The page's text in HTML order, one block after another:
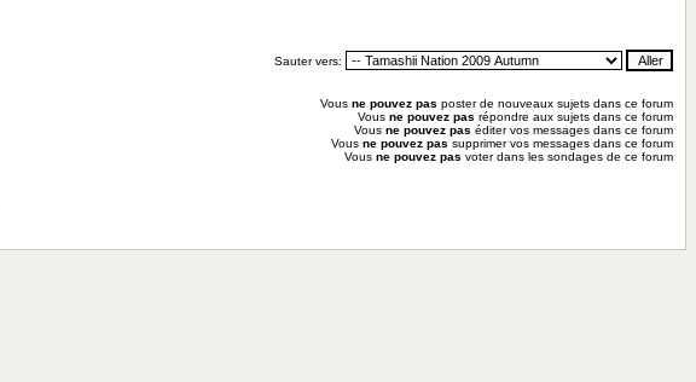
Sauter vers:
Vous ne pouvez pas poster de nouveaux sujets dans ce forum
Vous ne pouvez pas répondre aux sujets dans ce forum
Vous ne pouvez pas éditer vos messages dans ce forum
Vous ne pouvez pas supprimer vos messages dans ce forum
Vous ne pouvez pas voter dans les sondages de ce forum